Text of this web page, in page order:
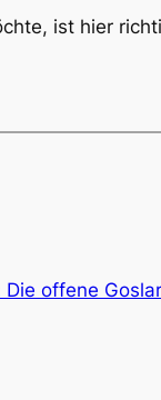
ist hier
Die offene